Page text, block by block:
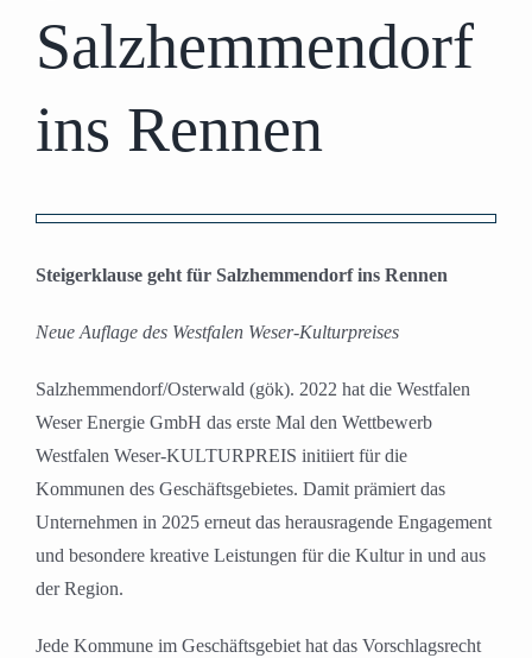
Salzhemmendorf
ins Rennen
grösseres
Steigerklause geht für Salzhemmendorf ins Rennen
Neue Auflage des Westfalen Weser-Kulturpreises
Salzhemmendorf/Osterwald (gök). 2022 hat die Westfalen
Weser Energie GmbH das erste Mal den Wettbewerb
Westfalen Weser-KULTURPREIS initiiert für die
Kommunen des Geschäftsgebietes. Damit prämiert das
Unternehmen in 2025 erneut das herausragende Engagement
und besondere kreative Leistungen für die Kultur in und aus
der Region.
Jede Kommune im Geschäftsgebiet hat das Vorschlagsrecht